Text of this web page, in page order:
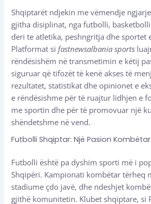
Shqiptarët ndjekin me vëmendje
gjitha disiplinat, nga futbolli,
deri te atletika, peshngritja dhe sportet
Platformat si fastnewsalbania sports
rëndësishëm në transmetimin e këtij
siguruar që tifozët të kenë akses të
rezultatet, statistikat dhe opinionet e
e rëndësishme për të ruajtur lidhjen e
me sportin dhe për të promovuar një
shëndetshme në vend.
Futbolli Shqiptar: Një Pasion Kombëtar
Futbolli është pa dyshim sporti më i
Shqipëri. Kampionati kombëtar tërheq
stadiume çdo javë, dhe ndeshjet
gjithë komunitetin. Klubet shqiptare, si